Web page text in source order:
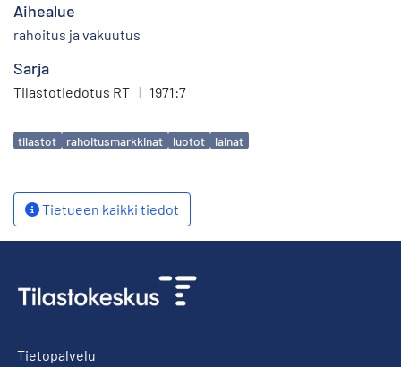
Aihealue
rahoitus ja vakuutus
Sarja
Tilastotiedotus RT | 1971:7
Avainsanat
tilastot rahoitusmarkkinat luotot lainat
Tietueen kaikki tiedot
Tietopalvelu